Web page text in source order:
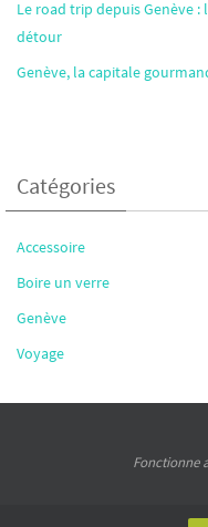
Le road trip depuis Genève
détour
Genève, la capitale
Catégories
Accessoire
Boire un verre
Genève
Voyage
Fonctionne